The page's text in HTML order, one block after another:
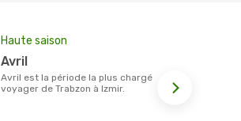
Haute saison
avril
avril est la période la plus chargée pour
voyager de Trabzon à Izmir.